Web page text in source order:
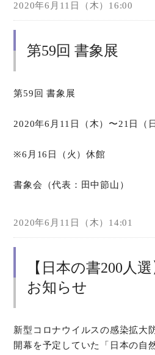
2020年6月11日（木）16:00
第59回 書象展
第59 回 書象展
2020年6 月 11 日（木）〜21 日（
※6 月 16 日（火）休館
書象会（代表：田中節山）
2020年6月11日（木）14:01
【日本の書200人
お知らせ
新型コロナウイルスの感染拡大
開幕を予定していた「日本の自